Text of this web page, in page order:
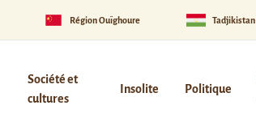
Région Ouïghoure Tadjikistan
Société et
cultures
Insolite Politique